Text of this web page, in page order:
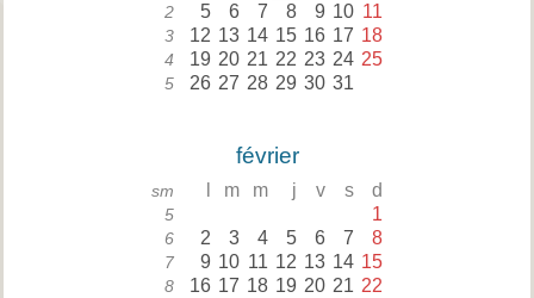
2 5 6 7 8 9 10 11
3 12 13 14 15 16 17 18
4 19 20 21 22 23 24 25
5 26 27 28 29 30 31
février
sm m m j v s d
5 1
6 2 3 4 5 6 7 8
7 9 10 11 12 13 14 15
8 16 17 18 19 20 21 22